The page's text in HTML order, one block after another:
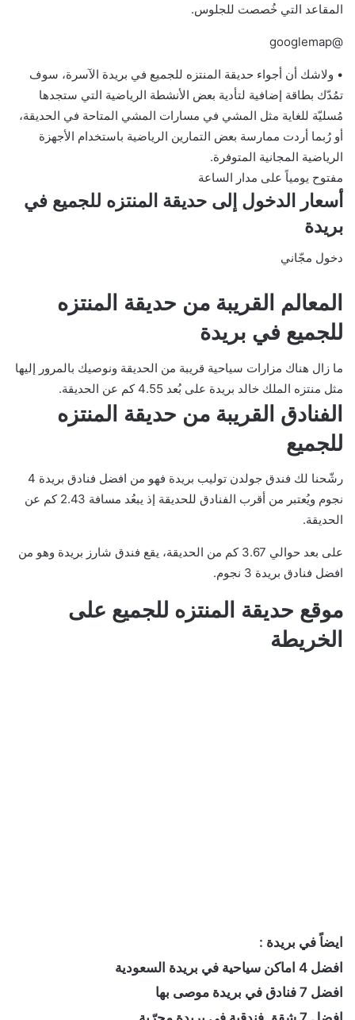
المقاعد التي خُصصت للجلوس.
@googlemap
• ولاشك أن أجواء حديقة المنتزه للجميع في بريدة الآسرة، سوف
تمُدّك بطاقة إضافية لتأدية بعض الأنشطة الرياضية التي ستجدها
مُسليّة للغاية مثل المشي في مسارات المشي المتاحة في الحديقة،
أو رُبما أردت ممارسة بعض التمارين الرياضية باستخدام الأجهزة
الرياضية المجانية المتوفرة.
مفتوح يومياً على مدار الساعة
أسعار الدخول إلى حديقة المنتزه للجميع في
بريدة
دخول مجّاني
المعالم القريبة من حديقة المنتزه
للجميع في بريدة
ما زال هناك مزارات سياحية قريبة من الحديقة ونوصيك بالمرور إليها
مثل منتزه الملك خالد بريدة على بُعد 4.55 كم عن الحديقة.
الفنادق القريبة من حديقة المنتزه
للجميع
رشّحنا لك فندق جولدن توليب بريدة فهو من افضل فنادق بريدة 4
نجوم ويُعتبر من أقرب الفنادق للحديقة إذ يبعُد مسافة 2.43 كم عن
الحديقة.
على بعد حوالي 3.67 كم من الحديقة، يقع فندق شارز بريدة وهو من
افضل فنادق بريدة 3 نجوم.
موقع حديقة المنتزه للجميع على
الخريطة
ايضاً في بريدة :
افضل 4 اماكن سياحية في بريدة السعودية
افضل 7 فنادق في بريدة موصى بها